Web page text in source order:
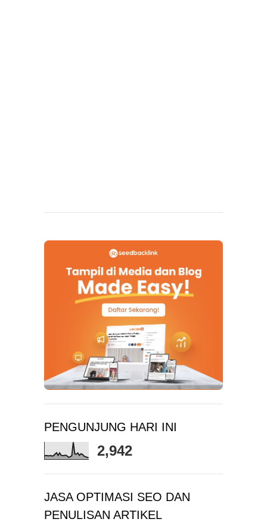
PENGUNJUNG HARI INI
2,942
JASA OPTIMASI SEO DAN
PENULISAN ARTIKEL